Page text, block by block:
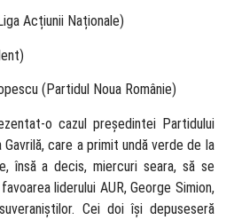
Acțiunii Naționale)
(Partidul Noua Românie)
o cazul președintei Partidului
Gavrilă, care a primit undă verde de la
însă a decis, miercuri seara, să se
liderului AUR, George Simion,
Cei doi își depuseseră